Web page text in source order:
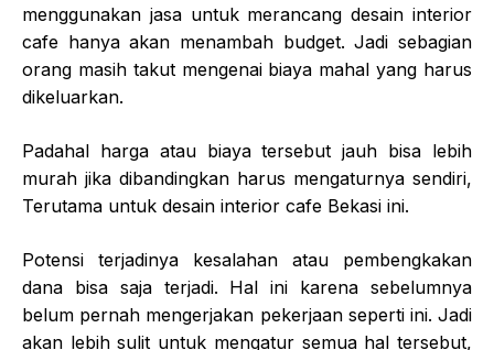
menggunakan jasa untuk merancang desain interior
cafe hanya akan menambah budget. Jadi sebagian
orang masih takut mengenai biaya mahal yang harus
dikeluarkan.
Padahal harga atau biaya tersebut jauh bisa lebih
murah jika dibandingkan harus mengaturnya sendiri,
Terutama untuk desain interior cafe Bekasi ini.
Potensi terjadinya kesalahan atau pembengkakan
dana bisa saja terjadi. Hal ini karena sebelumnya
belum pernah mengerjakan pekerjaan seperti ini. Jadi
akan lebih sulit untuk mengatur semua hal tersebut,